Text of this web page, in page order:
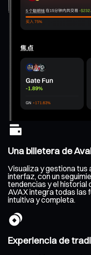
Una billetera de
Visualiza y gestiona tus
interfaz, con un
tendencias y el historial
AVAX integra todas las
intuitiva y completa.
Experiencia de